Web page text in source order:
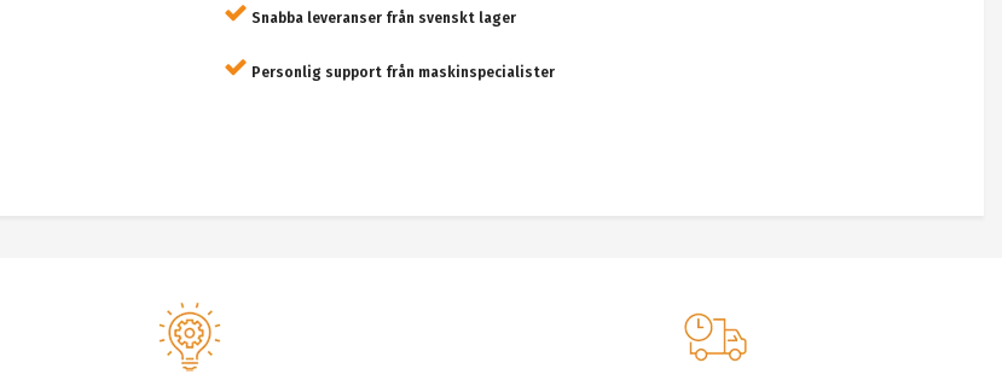
Snabba leveranser från svenskt lager
Personlig support från maskinspecialister